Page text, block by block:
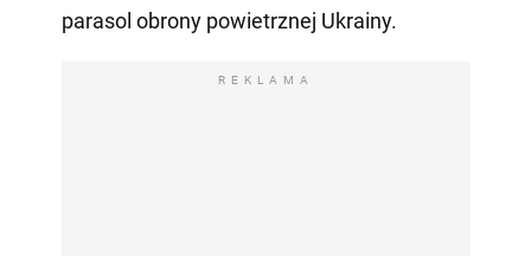
parasol obrony powietrznej Ukrainy.
REKLAMA